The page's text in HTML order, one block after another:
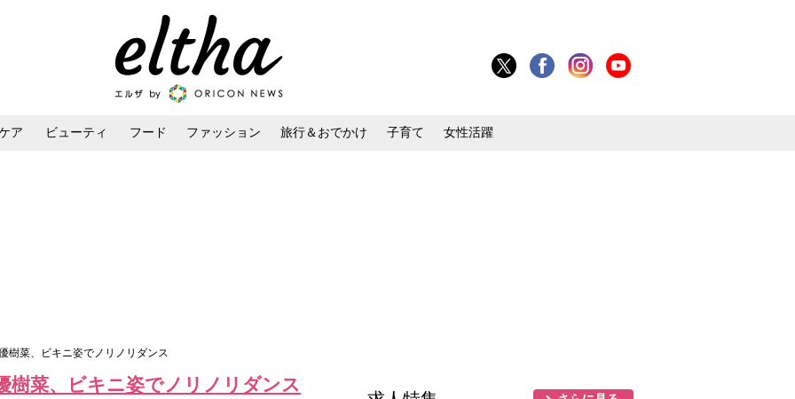
ア ビューティ フード ファッション 旅行＆おでかけ 子育て 女性活躍
樹菜、ビキニ姿でノリノリダンス
樹菜、ビキニ姿でノリノリダンス